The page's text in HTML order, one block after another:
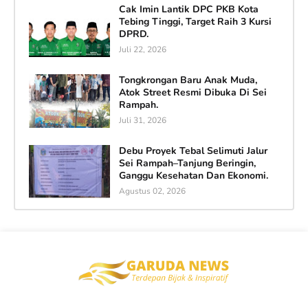
Cak Imin Lantik DPC PKB Kota
Tebing Tinggi, Target Raih 3 Kursi
DPRD.
Juli 22, 2026
Tongkrongan Baru Anak Muda,
Atok Street Resmi Dibuka Di Sei
Rampah.
Juli 31, 2026
Debu Proyek Tebal Selimuti Jalur
Sei Rampah–Tanjung Beringin,
Ganggu Kesehatan Dan Ekonomi.
Agustus 02, 2026